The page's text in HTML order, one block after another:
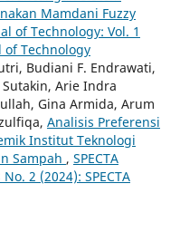
Mamdani Fuzzy
of Technology: Vol. 1
of Technology
Budiani F. Endrawati,
Arie Indra
Gina Armida, Arum
Analisis Preferensi
Institut Teknologi
Sampah , SPECTA
2 (2024): SPECTA